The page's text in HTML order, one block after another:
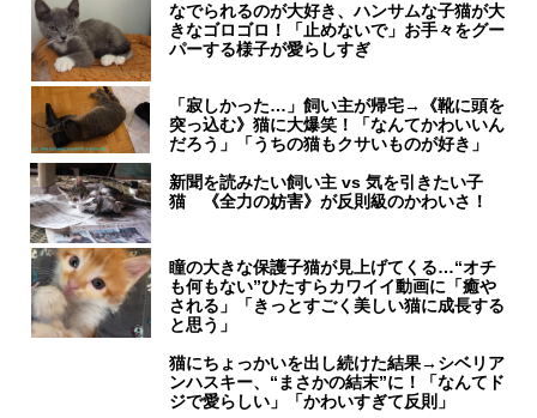
なでられるのが大好き、ハンサムな子猫が大
きなゴロゴロ！「止めないで」お手々をグー
パーする様子が愛らしすぎ
「寂しかった…」飼い主が帰宅→《靴に頭を
突っ込む》猫に大爆笑！「なんてかわいいん
だろう」「うちの猫もクサいものが好き」
新聞を読みたい飼い主 vs 気を引きたい子
猫 《全力の妨害》が反則級のかわいさ！
瞳の大きな保護子猫が見上げてくる…“オチ
も何もない”ひたすらカワイイ動画に「癒や
される」「きっとすごく美しい猫に成長する
と思う」
猫にちょっかいを出し続けた結果→シベリア
ンハスキー、“まさかの結末”に！「なんてド
ジで愛らしい」「かわいすぎて反則」